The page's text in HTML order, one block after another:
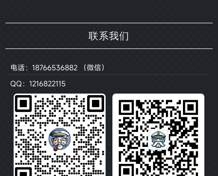
联系我们
电话：18766536882 （微信）
QQ：1216822115